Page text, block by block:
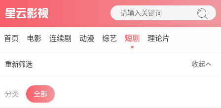
首页 电影 连续剧 动漫 综艺 短剧 理论片
重新筛选 收起
分类 全部